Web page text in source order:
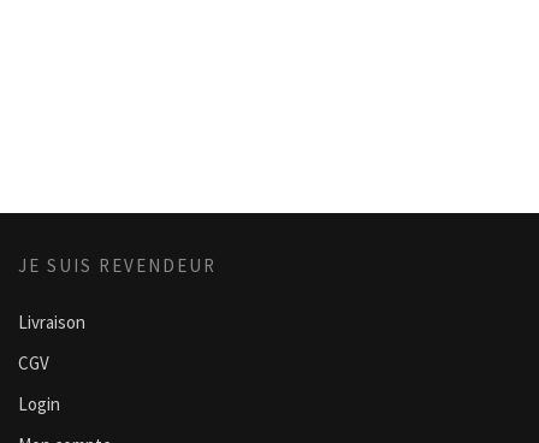
JE SUIS REVENDEUR
Livraison
CGV
Login